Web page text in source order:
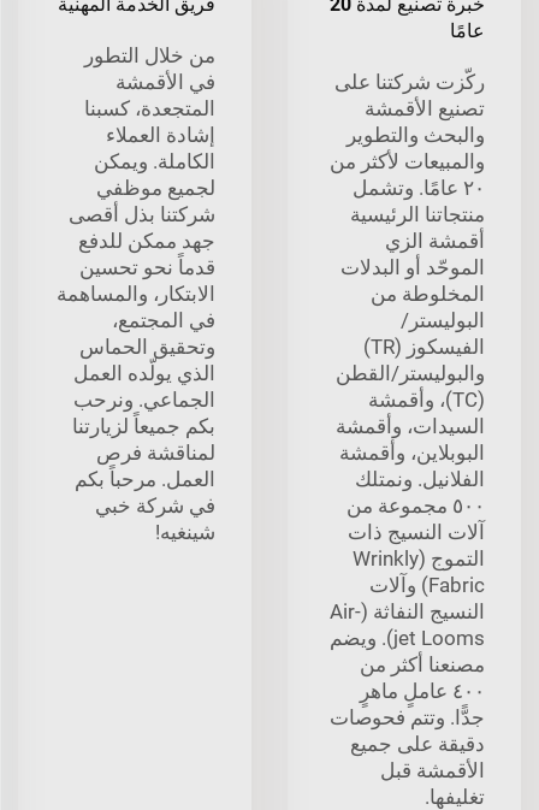
عامًا
ركّزت شركتنا على
تصنيع الأقمشة
والبحث والتطوير
والمبيعات لأكثر من
٢٠ عامًا. وتشمل
منتجاتنا الرئيسية
أقمشة الزي
الموحّد أو البدلات
المخلوطة من
البوليستر/
الفيسكوز (TR)
والبوليستر/القطن
(TC)، وأقمشة
السيدات، وأقمشة
البوبلاين، وأقمشة
الفلانيل. ونمتلك
٥٠٠ مجموعة من
آلات النسيج ذات
التموج (Wrinkly
Fabric) وآلات
النسيج النفاثة (Air-
jet Looms). ويضم
مصنعنا أكثر من
٤٠٠ عاملٍ ماهرٍ
جدًّا. وتتم فحوصات
دقيقة على جميع
الأقمشة قبل
تغليفها.
من خلال التطور
في الأقمشة
المتجعدة، كسبنا
إشادة العملاء
الكاملة. ويمكن
لجميع موظفي
شركتنا بذل أقصى
جهد ممكن للدفع
قدماً نحو تحسين
الابتكار، والمساهمة
في المجتمع،
وتحقيق الحماس
الذي يولّده العمل
الجماعي. ونرحب
بكم جميعاً لزيارتنا
لمناقشة فرص
العمل. مرحباً بكم
في شركة خبي
شينغيه!